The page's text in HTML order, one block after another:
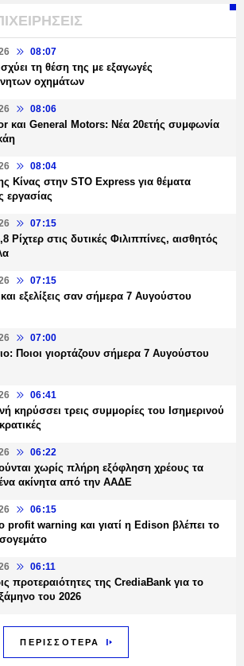
08:07
τη θέση της με εξαγωγές
οχημάτων
08:06
και General Motors: Νέα 20ετής συμφωνία
08:04
Κίνας στην STO Express για θέματα
εργασίας
07:15
Ρίχτερ στις δυτικές Φιλιππίνες, αισθητός
07:15
εξελίξεις σαν σήμερα 7 Αυγούστου
07:00
Ποιοι γιορτάζουν σήμερα 7 Αυγούστου
06:41
κηρύσσει τρεις συμμορίες του Ισημερινού
06:22
χωρίς πλήρη εξόφληση χρέους τα
ακίνητα από την ΑΑΔΕ
06:15
profit warning και γιατί η Edison βλέπει το
06:11
προτεραιότητες της CrediaBank για το
του 2026
ΠΕΡΙΣΣΟΤΕΡΑ